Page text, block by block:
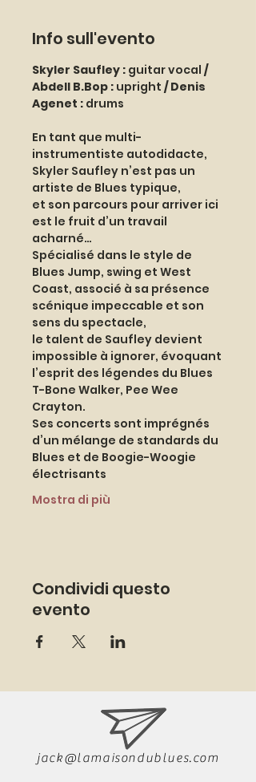
Info sull'evento
Skyler Saufley : guitar vocal /
Abdell B.Bop : upright / Denis
Agenet : drums
En tant que multi-
instrumentiste autodidacte,
Skyler Saufley n’est pas un
artiste de Blues typique,
et son parcours pour arriver ici
est le fruit d’un travail
acharné…
Spécialisé dans le style de
Blues Jump, swing et West
Coast, associé à sa présence
scénique impeccable et son
sens du spectacle,
le talent de Saufley devient
impossible à ignorer, évoquant
l’esprit des légendes du Blues
T-Bone Walker, Pee Wee
Crayton.
Ses concerts sont imprégnés
d’un mélange de standards du
Blues et de Boogie-Woogie
électrisants
Mostra di più
Condividi questo
evento
jack@lamaisondublues.com